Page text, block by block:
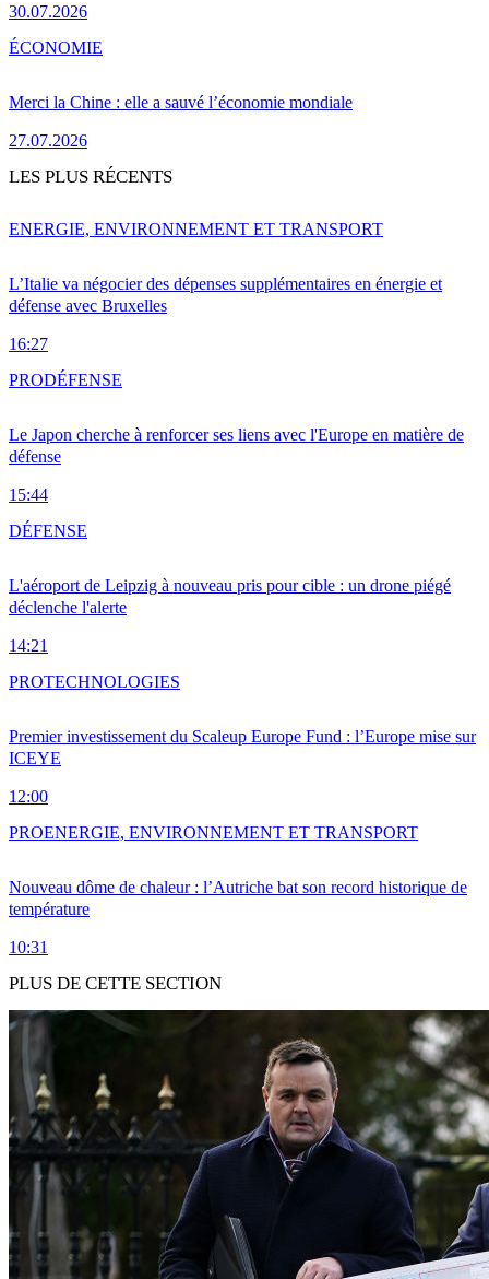
30.07.2026
Merci la Chine : elle a sauvé l’économie mondiale
27.07.2026
ÉCONOMIE
LES PLUS RÉCENTS
L’Italie va négocier des dépenses supplémentaires en énergie et
défense avec Bruxelles
16:27
ENERGIE, ENVIRONNEMENT ET TRANSPORT
Le Japon cherche à renforcer ses liens avec l'Europe en matière de
défense
15:44
PRODÉFENSE
L'aéroport de Leipzig à nouveau pris pour cible : un drone piégé
déclenche l'alerte
14:21
DÉFENSE
Premier investissement du Scaleup Europe Fund : l’Europe mise sur
ICEYE
12:00
PROTECHNOLOGIES
Nouveau dôme de chaleur : l’Autriche bat son record historique de
température
10:31
PROENERGIE, ENVIRONNEMENT ET TRANSPORT
PLUS DE CETTE SECTION